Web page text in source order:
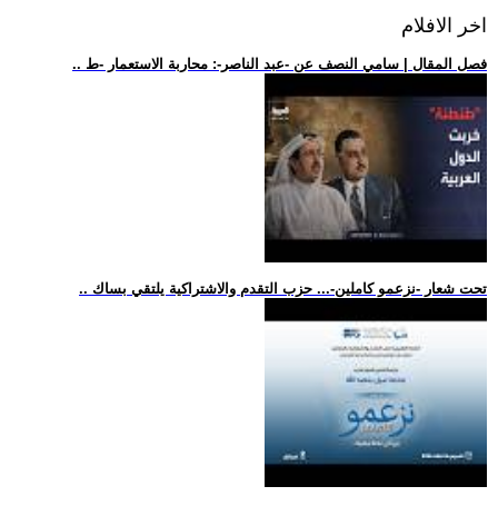
اخر الافلام
.. فصل المقال | سامي النصف عن -عبد الناصر-: محاربة الاستعمار -ط
.. تحت شعار -نزعمو كاملين-... حزب التقدم والاشتراكية يلتقي بساك